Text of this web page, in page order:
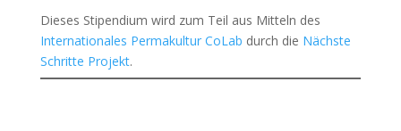
Dieses Stipendium wird zum Teil aus Mitteln des
Internationales Permakultur CoLab durch die Nächste
Schritte Projekt.